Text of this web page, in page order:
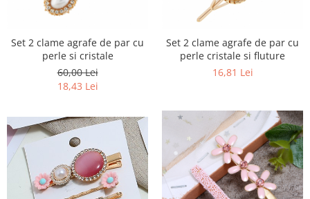
Set 2 clame agrafe de par cu
perle si cristale
60,00 Lei
18,43 Lei
Set 2 clame agrafe de par cu
perle cristale si fluture
16,81 Lei